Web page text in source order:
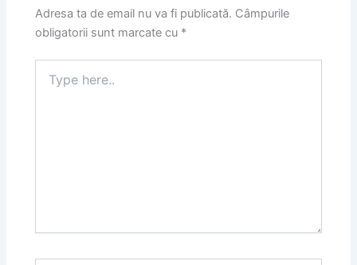
Adresa ta de email nu va fi publicată. Câmpurile
obligatorii sunt marcate cu *
here..